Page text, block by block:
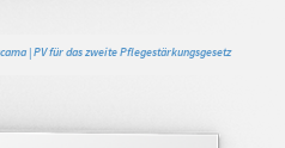
| PV für das zweite Pflegestärkungsgesetz